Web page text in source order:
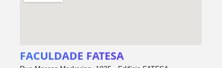
FACULDADE FATESA